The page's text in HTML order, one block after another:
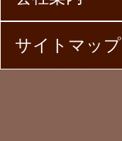
サイトマップ